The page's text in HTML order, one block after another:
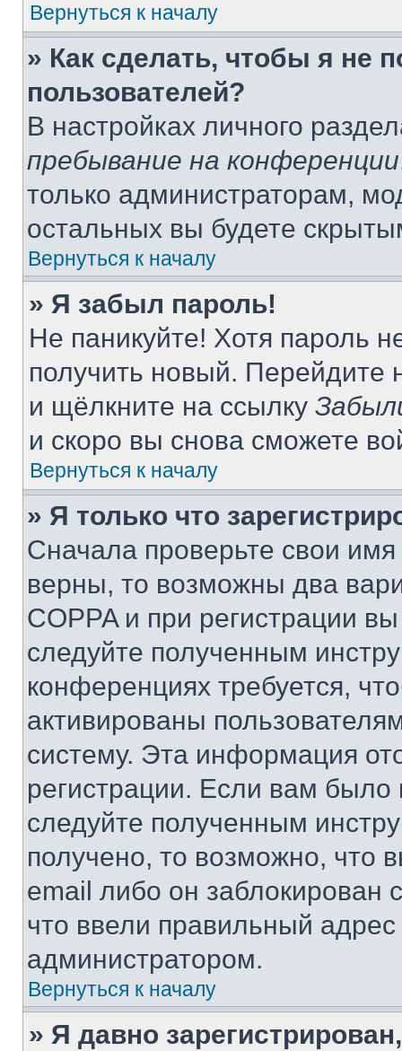
Вернуться к началу
» Как сделать, чтобы я не
пользователей?
В настройках личного
пребывание на конференции
только администраторам,
остальных вы будете
Вернуться к началу
» Я забыл пароль!
Не паникуйте! Хотя пароль
получить новый. Перейдите
и щёлкните на ссылку
и скоро вы снова сможете
Вернуться к началу
» Я только что
Сначала проверьте свои
верны, то возможны два
COPPA и при регистрации
следуйте полученным
конференциях требуется,
активированы
систему. Эта информация
регистрации. Если вам
следуйте полученным
получено, то возможно, что
email либо он
что ввели правильный адрес
администратором.
Вернуться к началу
» Я давно